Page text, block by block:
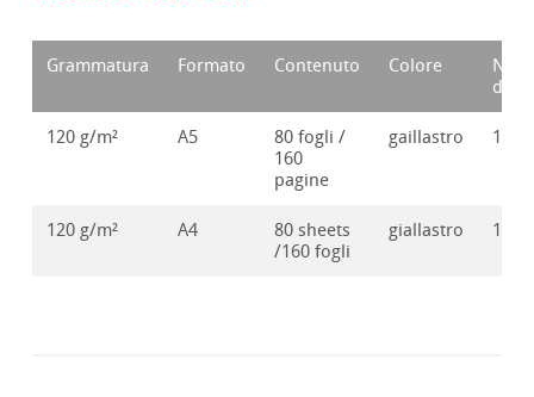
Grammatura Formato Contenuto Colore
120 g/m² A5
80 fogli /
160
pagine
gaillastro
120 g/m² A4
80 sheets
/160 fogli
giallastro